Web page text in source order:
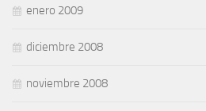
enero 2009
diciembre 2008
noviembre 2008